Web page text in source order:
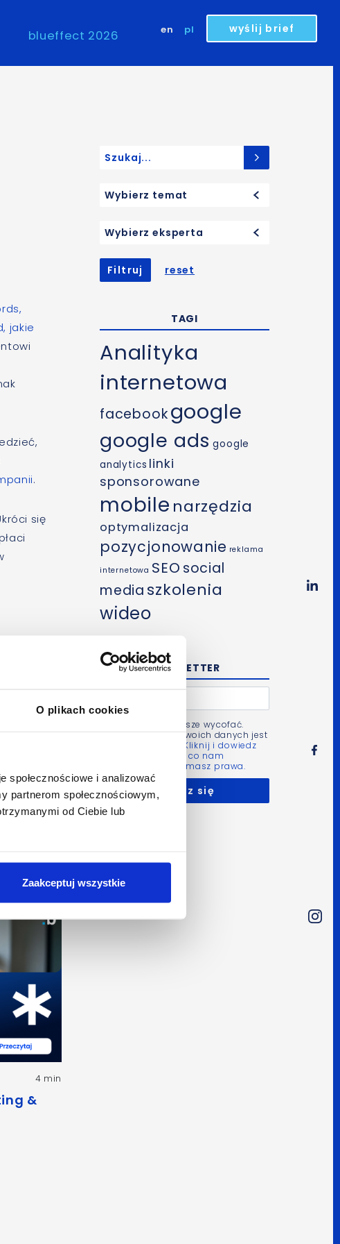
O plikach cookies
społecznościowe i analizować
partnerom społecznościowym,
od Ciebie lub
Zaakceptuj wszystkie
en pl wyślij brief
blueffect 2026
jakie
.
się
4 min
&
Wybierz temat
Wybierz eksperta
Filtruj reset
TAGI
Analityka
internetowa
facebookgoogle
google ads google
analytics linki
sponsorowane
mobile narzędzia
optymalizacja
pozycjonowanie reklama
internetowa SEO social
media szkolenia
wideo
NEWSLETTER
Zgodę możesz zawsze wycofać.
Administratorem Twoich danych jest
Kliknij i dowiedz
się więcej m.in. po co nam
Twoje dane i jakie masz prawa.